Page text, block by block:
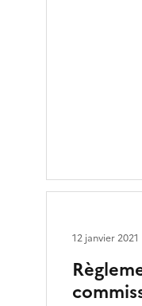
12 janvier 2021